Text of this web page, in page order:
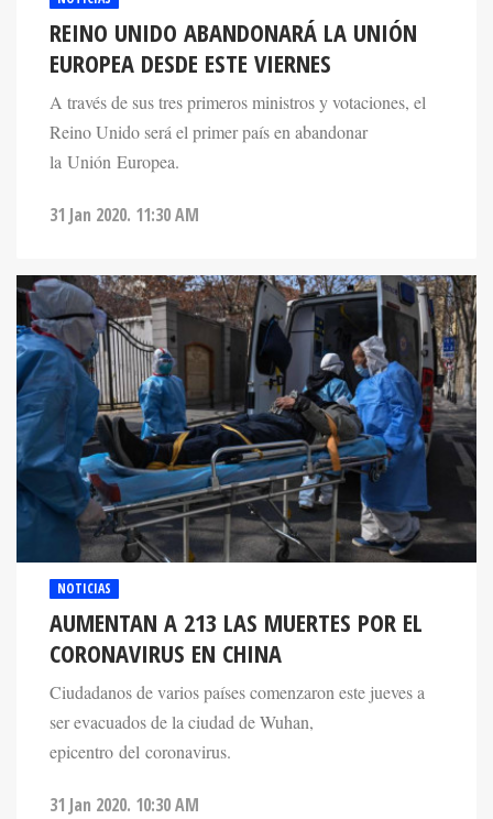
REINO UNIDO ABANDONARÁ LA UNIÓN
EUROPEA DESDE ESTE VIERNES
A través de sus tres primeros ministros y votaciones, el
Reino Unido será el primer país en abandonar
la Unión Europea.
31 Jan 2020. 11:30 AM
NOTICIAS
AUMENTAN A 213 LAS MUERTES POR EL
CORONAVIRUS EN CHINA
Ciudadanos de varios países comenzaron este jueves a
ser evacuados de la ciudad de Wuhan,
epicentro del coronavirus.
31 Jan 2020. 10:30 AM